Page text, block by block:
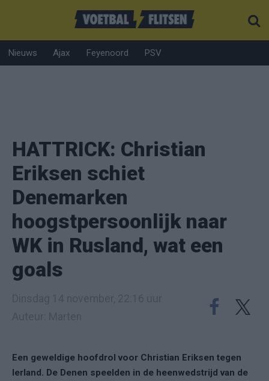
Nieuws Ajax Feyenoord PSV
HATTRICK: Christian
Eriksen schiet
Denemarken
hoogstpersoonlijk naar
WK in Rusland, wat een
goals
Een geweldige hoofdrol voor Christian Eriksen tegen
Ierland. De Denen speelden in de heenwedstrijd van de